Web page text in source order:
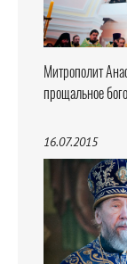
Митрополит
прощальное
16.07.2015